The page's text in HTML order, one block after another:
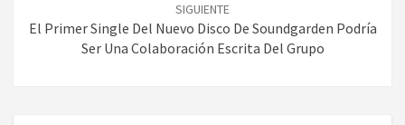
SIGUIENTE
El Primer Single Del Nuevo Disco De Soundgarden Podría
Ser Una Colaboración Escrita Del Grupo